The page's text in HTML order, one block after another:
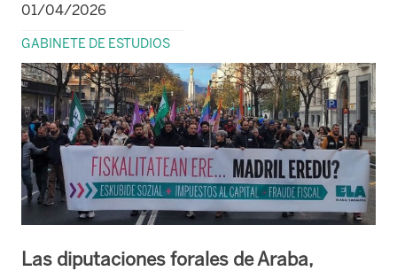
01/04/2026
GABINETE DE ESTUDIOS
Las diputaciones forales de Araba,